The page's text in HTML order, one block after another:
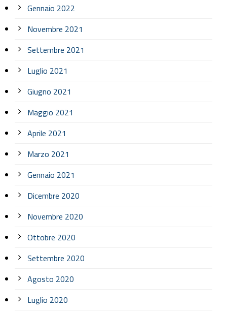
Gennaio 2022
Novembre 2021
Settembre 2021
Luglio 2021
Giugno 2021
Maggio 2021
Aprile 2021
Marzo 2021
Gennaio 2021
Dicembre 2020
Novembre 2020
Ottobre 2020
Settembre 2020
Agosto 2020
Luglio 2020